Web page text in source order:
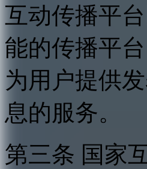
互动传播平
能的传播平
为用户提供
息的服务。
第三条 国家